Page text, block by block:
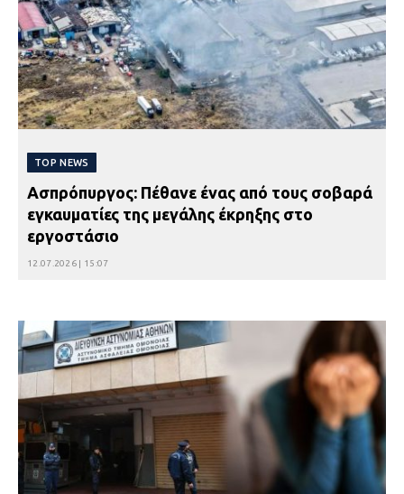
TOP NEWS
Ασπρόπυργος: Πέθανε ένας από τους σοβαρά
εγκαυματίες της μεγάλης έκρηξης στο
εργοστάσιο
12.07.2026 | 15:07